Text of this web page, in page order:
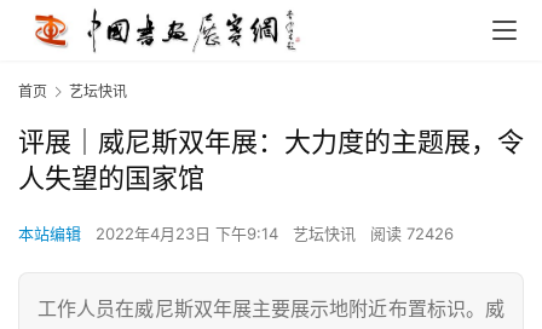
首页 艺坛快讯
评展｜威尼斯双年展：大力度的主题展，令
人失望的国家馆
本站编辑 2022年4月23日 下午9:14 艺坛快讯 阅读 72426
工作人员在威尼斯双年展主要展示地附近布置标识。威